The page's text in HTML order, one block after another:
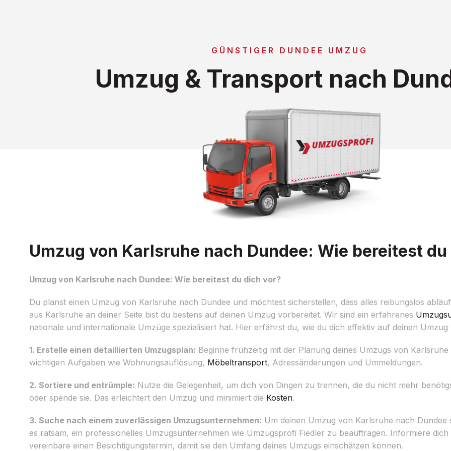
GÜNSTIGER DUNDEE UMZUG
Umzug & Transport nach
Umzug von Karlsruhe nach Dundee: Wie bereitest
Umzug von Karlsruhe nach Dundee: Wie bereitest du dich vor?
Du planst einen Umzug von Karlsruhe nach Dundee und möchtest sicherstellen, dass alles reibungslos
aus Karlsruhe an deiner Seite bist du bestens auf deinen Umzug vorbereitet. Wir sind ein erfahrenes
nationale und internationale Umzüge spezialisiert hat. Hier erfährst du, wie du dich effektiv auf deinen
1. Erstelle einen detaillierten Umzugsplan: Beginne frühzeitig mit der Planung deines Umzugs von
wichtigen Aufgaben wie Wohnungsauflösung, Möbeltransport, Adressänderungen und Ummeldungen.
2. Sortiere und entrümple: Nutze die Gelegenheit, um dich von Dingen zu trennen, die du nicht mehr
oder spende sie. Das erleichtert den Umzug und minimiert die Kosten.
3. Suche nach einem zuverlässigen Umzugsunternehmen: Um deinen Umzug von Karlsruhe nach Dundee
es ratsam, ein professionelles Umzugsunternehmen wie Umzugsprofi Fiedler zu beauftragen. Informiere
vereinbare einen Besichtigungstermin, damit sie den Umfang deines Umzugs einschätzen können.